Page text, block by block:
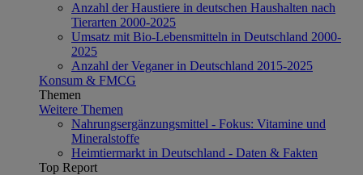
Anzahl der Haustiere in deutschen Haushalten nach
Tierarten 2000-2025
Umsatz mit Bio-Lebensmitteln in Deutschland 2000-
2025
Anzahl der Veganer in Deutschland 2015-2025
Konsum & FMCG
Themen
Weitere Themen
Nahrungsergänzungsmittel - Fokus: Vitamine und
Mineralstoffe
Heimtiermarkt in Deutschland - Daten & Fakten
Top Report